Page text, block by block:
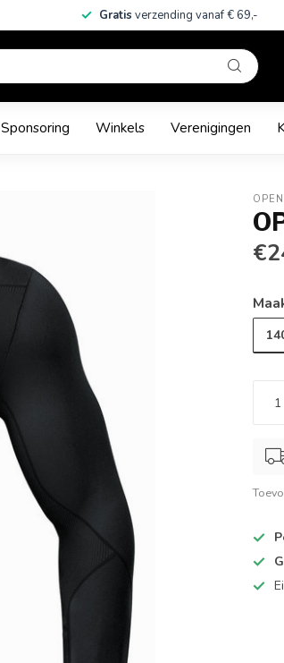
Gratis verzending vanaf € 69,-
Sponsoring Winkels Verenigingen